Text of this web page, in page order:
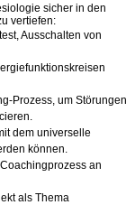
sicher in den
vertiefen:
Ausschalten von
Prozess, um Störungen
dem universelle
können.
an
als Thema